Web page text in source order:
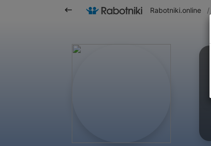
Rabotniki.online /